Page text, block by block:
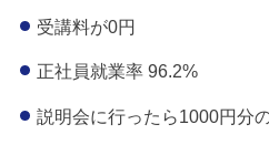
受講料が0円
正社員就業率 96.2%
説明会に行ったら1000円分